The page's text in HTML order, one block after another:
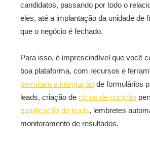
candidatos, passando por todo o
eles, até a implantação da unidade de
que o negócio é fechado.
Para isso, é imprescindível que você
boa plataforma, com recursos e
permitam a integração de formulários
leads, criação de ciclos de nutrição
qualificação de leads, lembretes
monitoramento de resultados.